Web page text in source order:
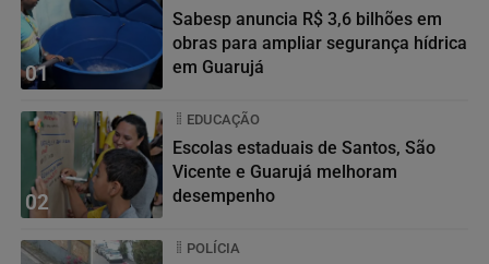
01
Sabesp anuncia R$ 3,6 bilhões em
obras para ampliar segurança hídrica
em Guarujá
02
EDUCAÇÃO
Escolas estaduais de Santos, São
Vicente e Guarujá melhoram
desempenho
POLÍCIA